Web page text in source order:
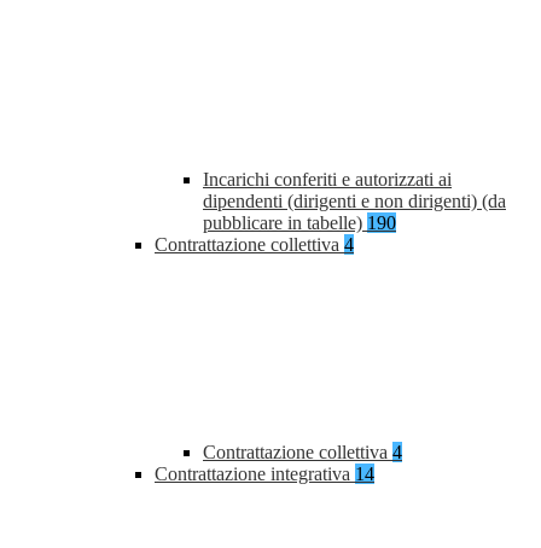
Incarichi conferiti e autorizzati ai
dipendenti (dirigenti e non dirigenti) (da
pubblicare in tabelle) 190
Contrattazione collettiva 4
Contrattazione collettiva 4
Contrattazione integrativa 14